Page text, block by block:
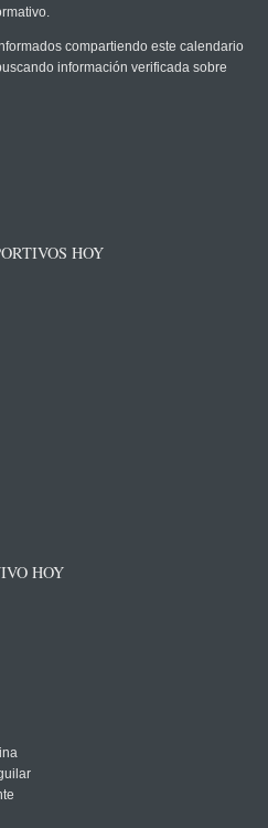
compartiendo este calendario
información verificada sobre
HOY
HOY